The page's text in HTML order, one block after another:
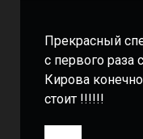
Прекрасный
с первого раза
Кирова
стоит !!!!!!